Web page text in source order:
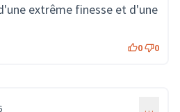
extrême finesse et d'une
0 0
…